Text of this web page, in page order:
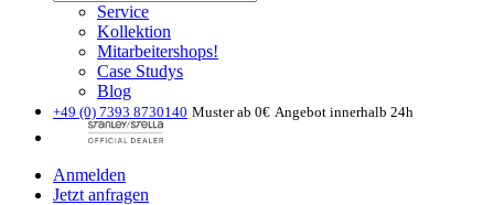
Service
Kollektion
Mitarbeitershops!
Case Studys
Blog
+49 (0) 7393 8730140 Muster ab 0€ Angebot innerhalb 24h
Anmelden
Jetzt anfragen